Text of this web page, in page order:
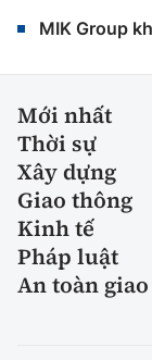
MIK Group
Mới nhất
Thời sự
Xây dựng
Giao thông
Kinh tế
Pháp luật
An toàn